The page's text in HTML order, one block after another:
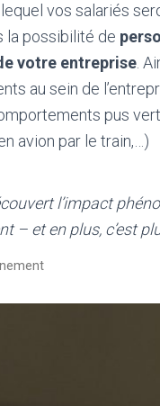
vos salariés
la possibilité de
votre entreprise .
au sein de
pus
avion par le train,…)
l’impact
– et en plus, c’est